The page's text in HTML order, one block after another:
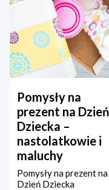
Pomysły na
prezent na Dzień
Dziecka –
nastolatkowie i
maluchy
Pomysły na prezent na
Dzień Dziecka